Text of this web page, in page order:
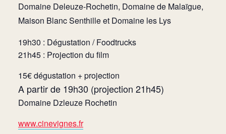
Domaine Deleuze-Rochetin, Domaine de Malaïgue,
Maison Blanc Senthille et Domaine les Lys
19h30 : Dégustation / Foodtrucks
21h45 : Projection du film
15€ dégustation + projection
A partir de 19h30 (projection 21h45)
Domaine Dzleuze Rochetin
www.cinevignes.fr